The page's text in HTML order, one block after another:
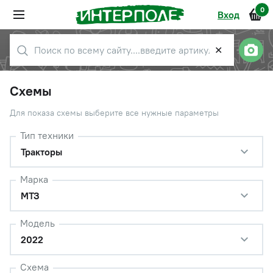
Вход 0
✕
Схемы
Для показа схемы выберите все нужные параметры
Тип техники
Тракторы
Марка
МТЗ
Модель
2022
Схема